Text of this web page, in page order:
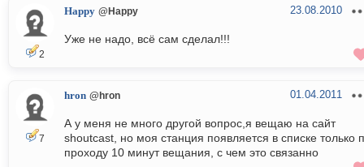
2
Happy @Happy 23.08.2010
Уже не надо, всё сам сделал!!!
7
hron @hron 01.04.2011
А у меня не много другой вопрос,я вещаю на сайт
shoutcast, но моя станция появляется в списке только
проходу 10 минут вещания, с чем это связанно